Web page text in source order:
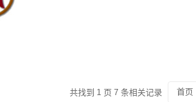
共找到 1 页 7 条相关记录 首页